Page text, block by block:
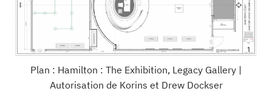
Plan : Hamilton : The Exhibition, Legacy Gallery |
Autorisation de Korins et Drew Dockser